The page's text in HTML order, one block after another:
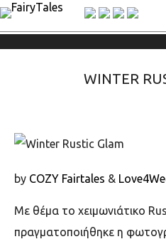
WINTER
by COZY Fairtales &
Με θέμα το χειμωνιάτικο
πραγματοποιήθηκε η